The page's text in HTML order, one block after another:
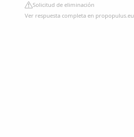
Solicitud de eliminación
Ver respuesta completa en propopulus.eu